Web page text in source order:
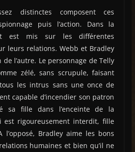
distinctes composent ces
puis l’action. Dans la
est mis sur les différentes
leurs relations. Webb et Bradley
de l’autre. Le personnage de Telly
zélé, sans scrupule, faisant
les intrus sans une once de
capable d’incendier son patron
sa fille dans l’enceinte de la
est rigoureusement interdit, fille
Bradley aime les bons
humaines et bien qu’il ne